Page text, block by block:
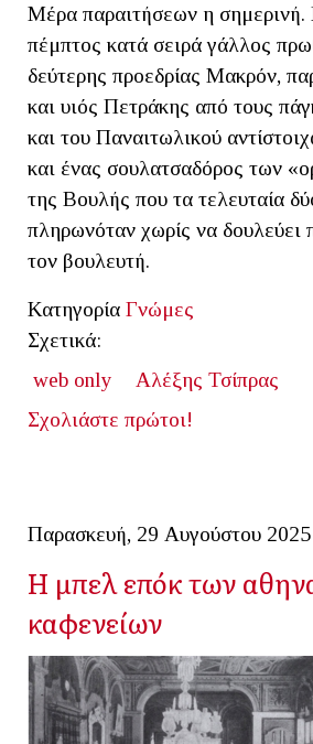
Μέρα παραιτήσεων η σημερινή.
πέμπτος κατά σειρά γάλλος
δεύτερης προεδρίας Μακρόν,
και υιός Πετράκης από τους
και του Παναιτωλικού
και ένας σουλατσαδόρος των
της Βουλής που τα τελευταία
πληρωνόταν χωρίς να δουλεύει
τον βουλευτή.
Κατηγορία Γνώμες
Σχετικά:
web only
Αλέξης Τσίπρας
Σχολιάστε πρώτοι!
Παρασκευή, 29 Αυγούστου
Η μπελ επόκ των
καφενείων